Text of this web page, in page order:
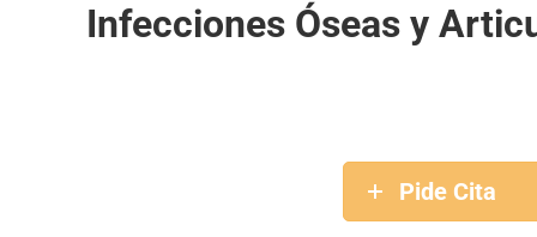
Infecciones Óseas y
Pide Cita